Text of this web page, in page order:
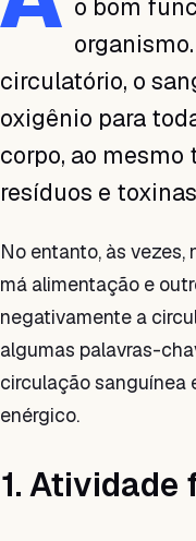
o bom
circulatório, o
oxigênio para
corpo, ao
resíduos e
No entanto, às vezes,
má alimentação e
negativamente a
algumas palavras-
circulação sanguínea
enérgico.
1. Atividade